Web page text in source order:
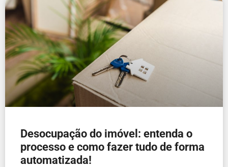
Desocupação do imóvel: entenda o
processo e como fazer tudo de forma
automatizada!